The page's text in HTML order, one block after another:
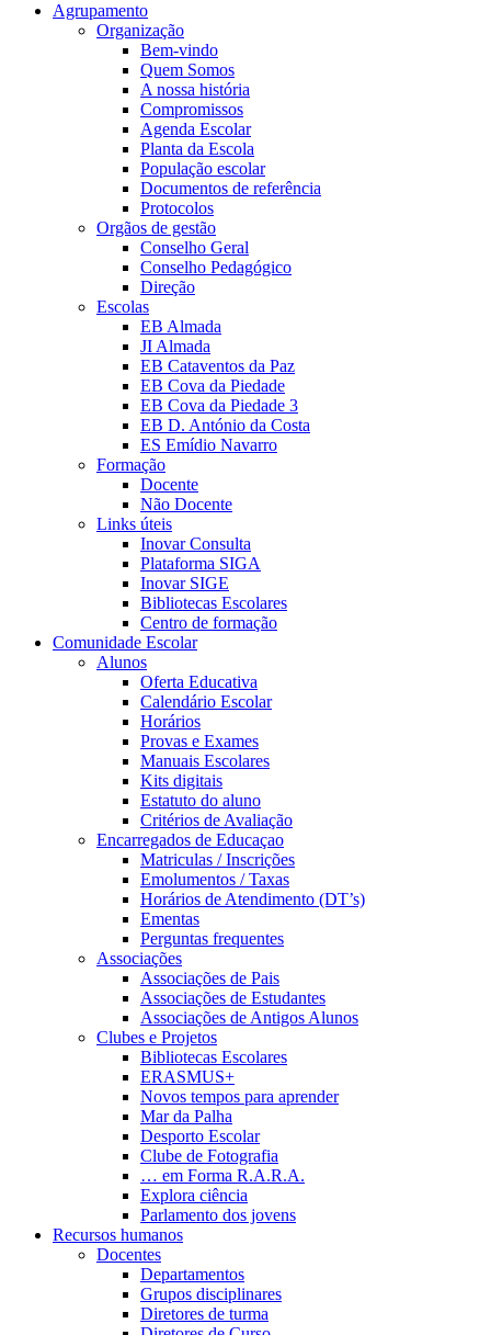
Agrupamento
Organização
Bem-vindo
Quem Somos
A nossa história
Compromissos
Agenda Escolar
Planta da Escola
População escolar
Documentos de referência
Protocolos
Orgãos de gestão
Conselho Geral
Conselho Pedagógico
Direção
Escolas
EB Almada
JI Almada
EB Cataventos da Paz
EB Cova da Piedade
EB Cova da Piedade 3
EB D. António da Costa
ES Emídio Navarro
Formação
Docente
Não Docente
Links úteis
Inovar Consulta
Plataforma SIGA
Inovar SIGE
Bibliotecas Escolares
Centro de formação
Comunidade Escolar
Alunos
Oferta Educativa
Calendário Escolar
Horários
Provas e Exames
Manuais Escolares
Kits digitais
Estatuto do aluno
Critérios de Avaliação
Encarregados de Educaçao
Matriculas / Inscrições
Emolumentos / Taxas
Horários de Atendimento (DT’s)
Ementas
Perguntas frequentes
Associações
Associações de Pais
Associações de Estudantes
Associações de Antigos Alunos
Clubes e Projetos
Bibliotecas Escolares
ERASMUS+
Novos tempos para aprender
Mar da Palha
Desporto Escolar
Clube de Fotografia
… em Forma R.A.R.A.
Explora ciência
Parlamento dos jovens
Recursos humanos
Docentes
Departamentos
Grupos disciplinares
Diretores de turma